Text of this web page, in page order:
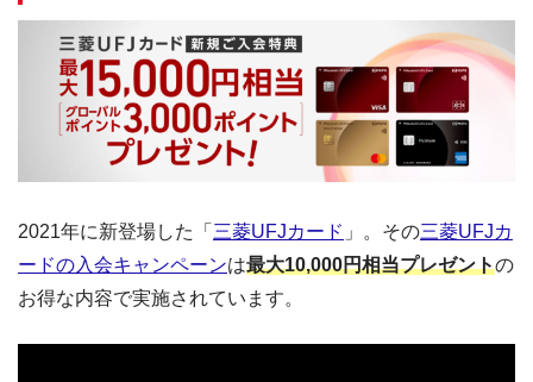
2021年に新登場した「 三菱UFJカード 」。その三菱UFJカ
ードの入会キャンペーンは最大10,000円相当プレゼントの
お得な内容で実施されています。